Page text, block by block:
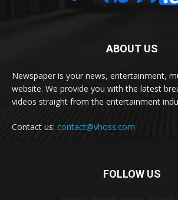
ABOUT US
Newspaper is your news, entertainment,
website. We provide you with the latest
videos straight from the entertainment
Contact us: contact@vhoss.com
FOLLOW US